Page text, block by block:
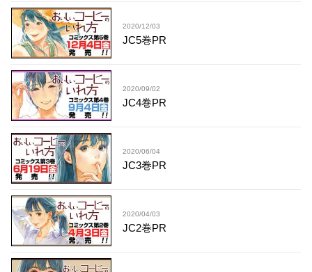
2020/12/03
JC5巻PR
2020/09/02
JC4巻PR
2020/06/04
JC3巻PR
2020/04/03
JC2巻PR